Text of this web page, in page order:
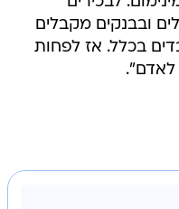
ובבנקים מקבלים
בכלל. אז לפחות